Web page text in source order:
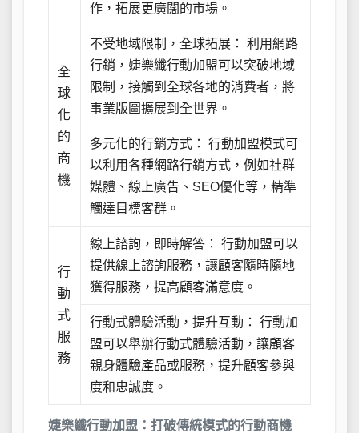
婕樂纖行動加盟：打破傳統模式的行動商機
作，拓展更廣闊的市場。
全
球
化
的
商
機
不受地域限制，全球拓展： 利用網路
行銷，婕樂纖行動加盟可以突破地域
限制，接觸到全球各地的消費者，將
事業版圖擴展到全世界。
多元化的行銷方式： 行動加盟模式可
以利用各種網路行銷方式，例如社群
媒體、線上廣告、SEO優化等，精準
觸達目標客群。
行
動
式
服
務
線上諮詢，即時解答： 行動加盟可以
提供線上諮詢服務，讓顧客隨時隨地
獲得服務，提高顧客滿意度。
行動式體驗活動，提升互動： 行動加
盟可以舉辦行動式體驗活動，讓顧客
親身體驗產品或服務，提升顧客參與
度和忠誠度。